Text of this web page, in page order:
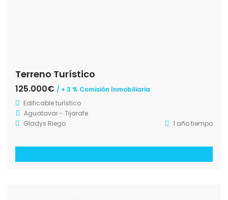
Terreno Turístico
125.000€ / + 3 % Comisión Inmobiliaria
Edificable turístico
Aguatavar - Tijarafe
Gladys Riego
1 año tiempo